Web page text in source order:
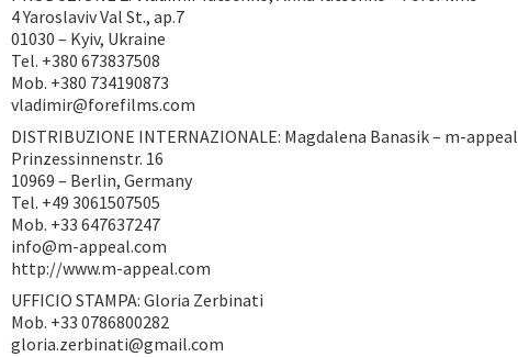
4 Yaroslaviv Val St., ap.7
01030 – Kyiv, Ukraine
Tel. +380 673837508
Mob. +380 734190873
vladimir@forefilms.com
DISTRIBUZIONE INTERNAZIONALE: Magdalena Banasik – m-appeal
Prinzessinnenstr. 16
10969 – Berlin, Germany
Tel. +49 3061507505
Mob. +33 647637247
info@m-appeal.com
http://www.m-appeal.com
UFFICIO STAMPA: Gloria Zerbinati
Mob. +33 0786800282
gloria.zerbinati@gmail.com